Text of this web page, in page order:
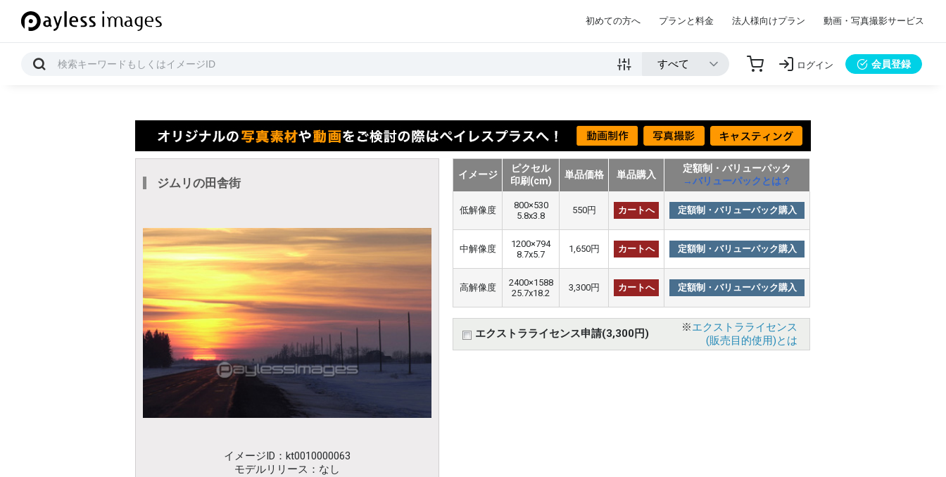
初めての方へ プランと料金 法人様向けプラン 動画・写真撮影サービス
ログイン 会員登録
ジムリの田舎街
イメージID：kt0010000063
モデルリリース：なし
イメージ
ピクセル
印刷(cm)
単品価格 単品購入
定額制・バリューパック
→バリューパックとは？
低解像度
800×530
5.8x3.8
550円 カートへ 定額制・バリューパック購入
中解像度
1200×794
8.7x5.7
1,650円 カートへ 定額制・バリューパック購入
高解像度
2400×1588
25.7x18.2
3,300円 カートへ 定額制・バリューパック購入
エクストラライセンス申請(3,300円) ※エクストラライセンス
(販売目的使用)とは